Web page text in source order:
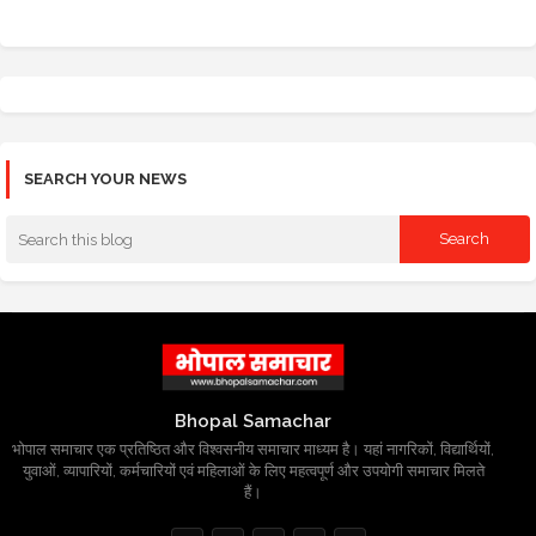
SEARCH YOUR NEWS
Bhopal Samachar
भोपाल समाचार एक प्रतिष्ठित और विश्वसनीय समाचार माध्यम है। यहां नागरिकों, विद्यार्थियों,
युवाओं, व्यापारियों, कर्मचारियों एवं महिलाओं के लिए महत्वपूर्ण और उपयोगी समाचार मिलते
हैं।